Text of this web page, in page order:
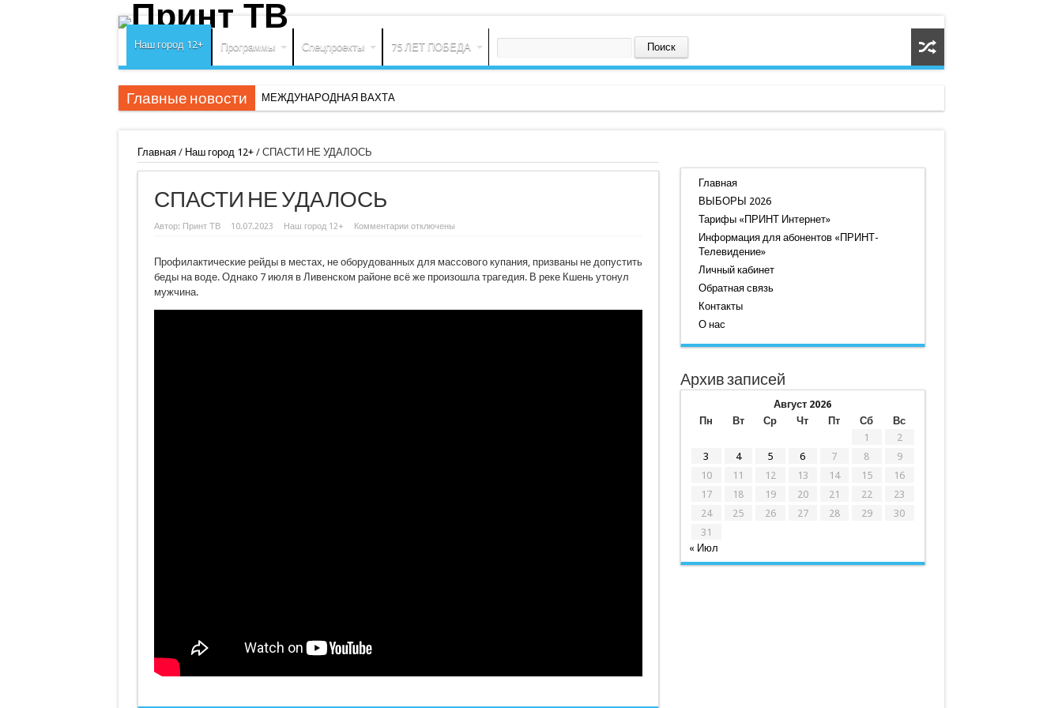
Наш город 12+ Программы Спецпроекты 75 ЛЕТ ПОБЕДА
Главные новости МЕЖДУНАРОДНАЯ ВАХТА
Главная/ Наш город 12+/ СПАСТИ НЕ УДАЛОСЬ
СПАСТИ НЕ УДАЛОСЬ
Автор: Принт ТВ 10.07.2023 Наш город 12+ Комментариик
УДАЛОСЬ
отключены
Профилактические рейды в местах, не оборудованных для массового купания, призваны не допустить
беды на воде. Однако 7 июля в Ливенском районе всё же произошла трагедия. В реке Кшень утонул
мужчина.
Главная
ВЫБОРЫ 2026
Тарифы «ПРИНТ Интернет»
Информация для абонентов «ПРИНТ-
Телевидение»
Личный кабинет
Обратная связь
Контакты
О нас
Архив записей
Август 2026
Пн
Вт Ср Чт Пт Сб
Вс
1
2
3
4 5 6 7 8
9
10
11 12 13 14 15
16
17
18 19 20 21 22
23
24
25 26 27 28 29
30
31
« Июл